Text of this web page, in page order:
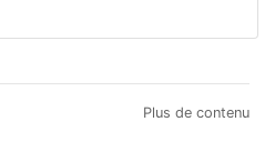
Plus de contenu